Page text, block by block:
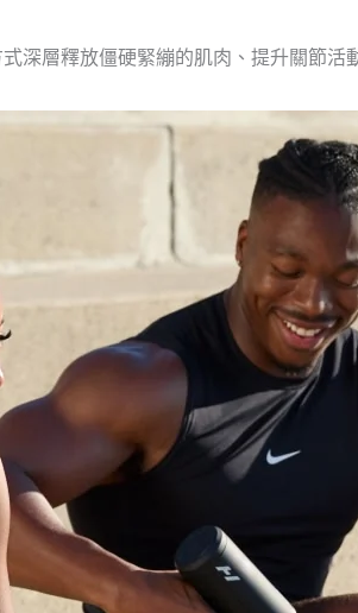
深層釋放僵硬緊繃的肌肉、提升關節活